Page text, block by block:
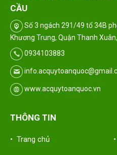
CẦU
Số 3 ngách 291/49 tổ 34B
Khương Trung, Quận Thanh
0934103883
www.acquytoanquoc.vn
THÔNG TIN
• Trang chủ